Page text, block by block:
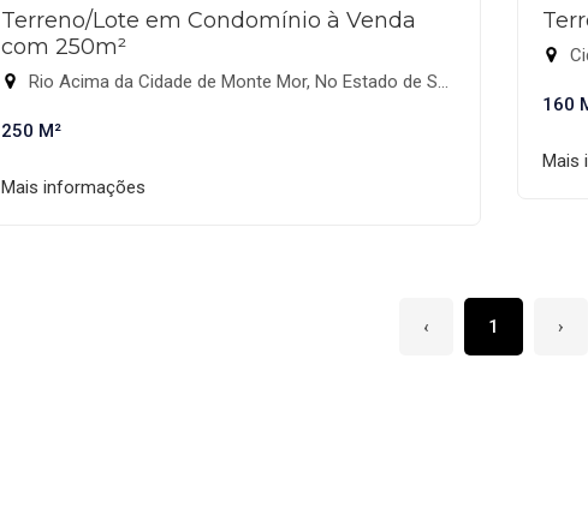
Terreno/Lote em Condomínio à Venda
com 250m²
Rio Acima da Cidade de Monte Mor, No Estado de São Paulo., Monte Mor-SP
250 M²
Mais informações
160
Mais
‹ 1 ›